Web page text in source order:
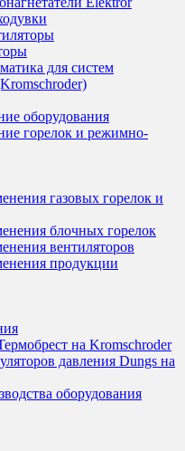
для систем
оборудования
горелок и режимно-
газовых горелок и
блочных горелок
вентиляторов
продукции
на Kromschroder
давления Dungs на
оборудования